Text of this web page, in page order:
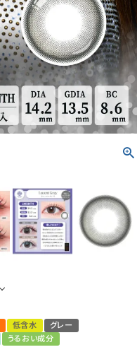
低含水
グレー
うるおい成分